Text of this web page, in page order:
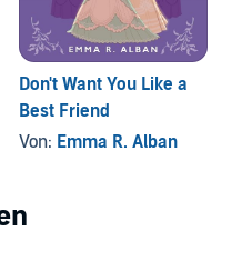
Don't Want You Like a
Best Friend
Von: Emma R. Alban